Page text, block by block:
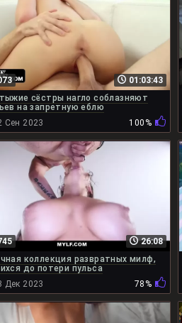
01:03:43
сёстры нагло соблазняют
на запретную еблю
Сен 2023
100%
26:08
коллекция развратных милф,
до потери пульса
Дек 2023
78%